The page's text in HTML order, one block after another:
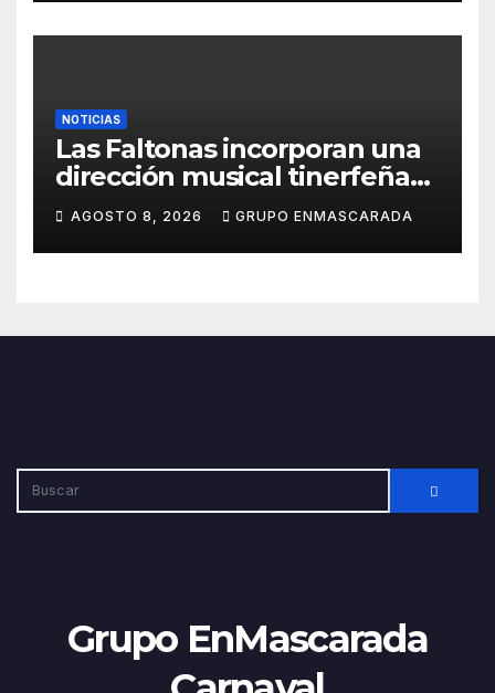
NOTICIAS
Las Faltonas incorporan una
dirección musical tinerfeña
para afrontar con ilusión el
Carnaval de Lanzarote
AGOSTO 8, 2026 GRUPO ENMASCARADA
Grupo EnMascarada